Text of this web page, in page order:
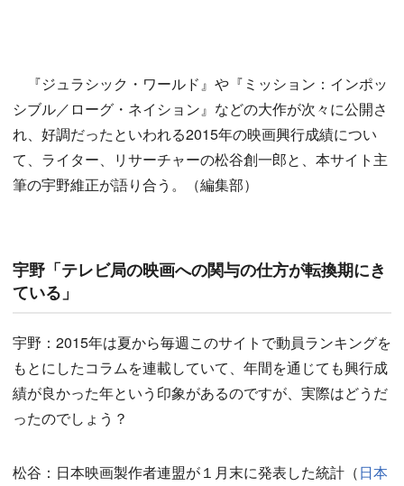
『ジュラシック・ワールド』や『ミッション：インポッ
シブル／ローグ・ネイション』などの大作が次々に公開さ
れ、好調だったといわれる2015年の映画興行成績につい
て、ライター、リサーチャーの松谷創一郎と、本サイト主
筆の宇野維正が語り合う。（編集部）
宇野「テレビ局の映画への関与の仕方が転換期にき
ている」
宇野：2015年は夏から毎週このサイトで動員ランキングを
もとにしたコラムを連載していて、年間を通じても興行成
績が良かった年という印象があるのですが、実際はどうだ
ったのでしょう？
松谷：日本映画製作者連盟が１月末に発表した統計（日本